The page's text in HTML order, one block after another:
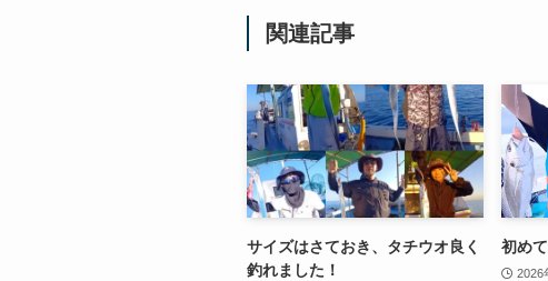
関連記事
サイズはさておき、タチウオ良く
釣れました！
初め
2026